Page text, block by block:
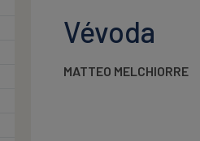
Vévoda
MATTEO MELCHIORRE